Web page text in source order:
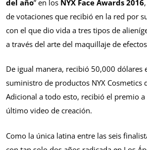
del año” en los NYX Face Awards 2016
de votaciones que recibió en la red por
con el que dio vida a tres tipos de
a través del arte del maquillaje de
De igual manera, recibió 50,000 dólares
suministro de productos NYX Cosmetics
Adicional a todo esto, recibió el premio
último video de creación.
Como la única latina entre las seis